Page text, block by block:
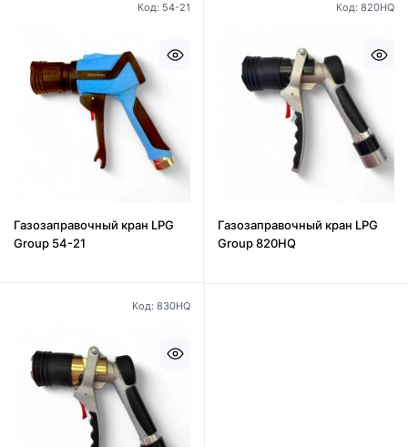
Код: 54-21
Газозаправочный кран LPG
Group 54-21
Код: 820HQ
Газозаправочный кран LPG
Group 820HQ
Код: 830HQ